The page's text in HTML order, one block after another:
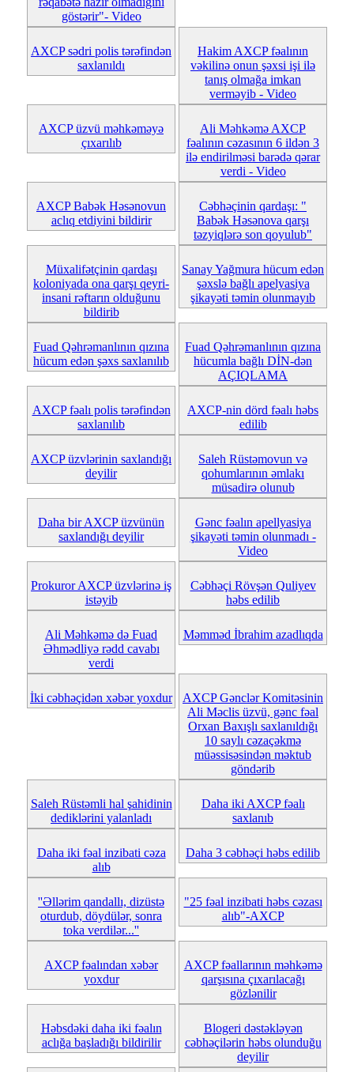
göstərir"- Video
AXCP sədri polis tərəfindən
saxlanıldı
Hakim AXCP fəalının
vəkilinə onun şəxsi işi ilə
tanış olmağa imkan
verməyib - Video
AXCP üzvü mәhkәmәyə
çıxarılıb
Ali Məhkəmə AXCP
fəalının cəzasının 6 ildən 3
ilə endirilməsi barədə qərar
verdi - Video
AXCP Babək Həsənovun
aclıq etdiyini bildirir
Cəbhəçinin qardaşı: "
Babək Həsənova qarşı
təzyiqlərə son qoyulub"
Müxalifətçinin qardaşı
koloniyada ona qarşı qeyri-
insani rəftarın olduğunu
bildirib
Sanay Yağmura hücum edən
şəxslə bağlı apelyasiya
şikayəti təmin olunmayıb
Fuad Qəhrəmanlının qızına
hücum edən şəxs saxlanılıb
Fuad Qəhrəmanlının qızına
hücumla bağlı DİN-dən
AÇIQLAMA
AXCP fəalı polis tərəfindən
saxlanılıb
AXCP-nin dörd fəalı həbs
edilib
AXCP üzvlərinin saxlandığı
deyilir
Saleh Rüstəmovun və
qohumlarının əmlakı
müsadirə olunub
Daha bir AXCP üzvünün
saxlandığı deyilir
Gənc fəalın apellyasiya
şikayəti təmin olunmadı -
Video
Prokuror AXCP üzvlərinə iş
istəyib
Cəbhəçi Rövşən Quliyev
həbs edilib
Ali Məhkəmə də Fuad
Əhmədliyə rədd cavabı
verdi
Məmməd İbrahim azadlıqda
İki cəbhəçidən xəbər yoxdur
AXCP Gənclər Komitəsinin
Ali Məclis üzvü, gənc fəal
Orxan Baxışlı saxlanıldığı
10 saylı cəzaçəkmə
müəssisəsindən məktub
göndərib
Saleh Rüstəmli hal şahidinin
dediklərini yalanladı
Daha iki AXCP fəalı
saxlanıb
Daha iki fəal inzibati cəza
alıb
Daha 3 cəbhəçi həbs edilib
''Əllərim qandallı, dizüstə
oturdub, döydülər, sonra
toka verdilər...''
"25 fəal inzibati həbs cəzası
alıb"-AXCP
AXCP fəalından xəbər
yoxdur
AXCP fəallarının məhkəmə
qarşısına çıxarılacağı
gözlənilir
Həbsdəki daha iki fəalın
aclığa başladığı bildirilir
Blogeri dəstəkləyən
cəbhəçilərin həbs olunduğu
deyilir